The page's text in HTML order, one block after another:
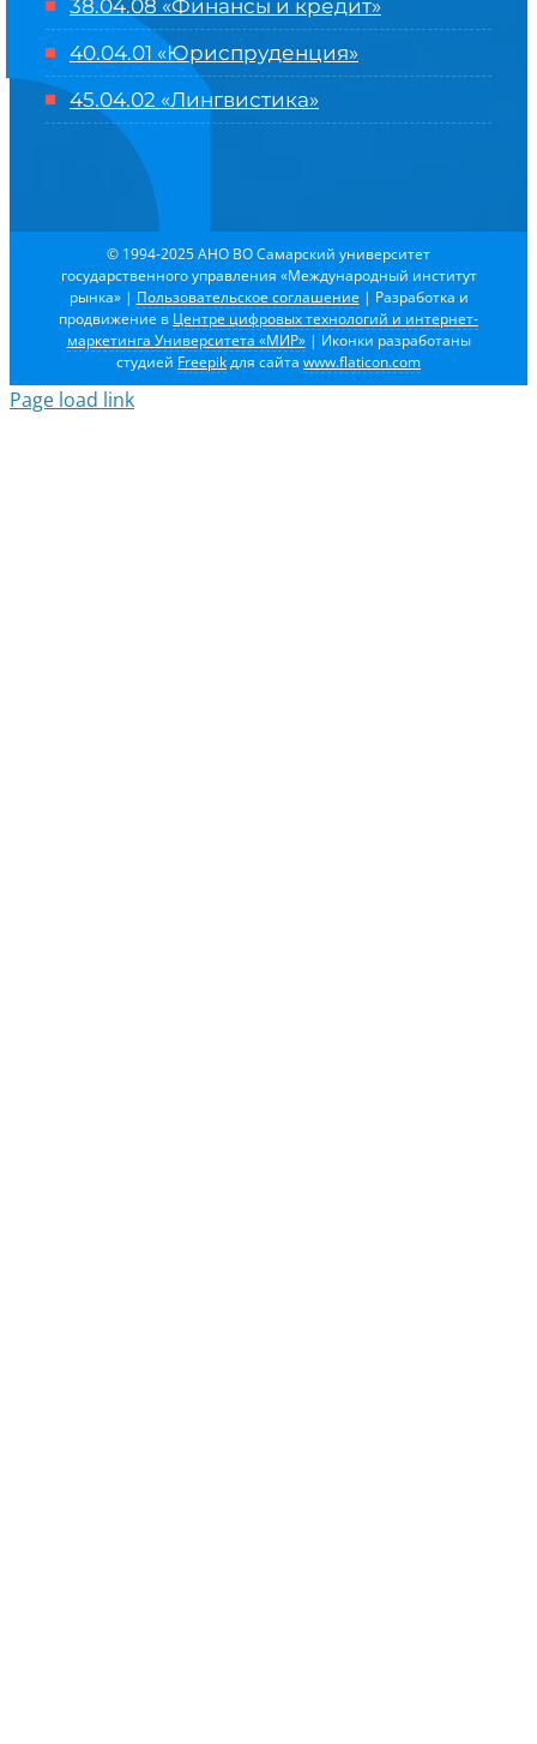
38.04.08 «Финансы и кредит»
40.04.01 «Юриспруденция»
45.04.02 «Лингвистика»
© 1994-2025 АНО ВО Самарский университет
государственного управления «Международный институт
рынка» | Пользовательское соглашение | Разработка и
продвижение в Центре цифровых технологий и интернет-
маркетинга Университета «МИР»| Иконки разработаны
студией Freepikдля сайта www.flaticon.com
Page load link